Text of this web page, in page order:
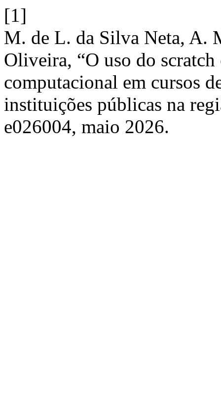
[1]
M. de L. da Silva Neta, A.
Oliveira, “O uso do
computacional em cursos
instituições públicas na
e026004, maio 2026.